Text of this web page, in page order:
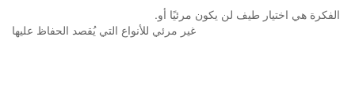
.الفكرة هي اختيار طيف لن يكون مرئيًا أو
غير مرئي للأنواع التي يُقصد الحفاظ عليها